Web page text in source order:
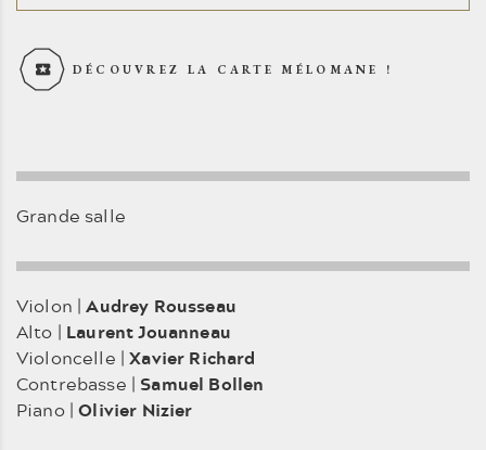
DÉCOUVREZ LA CARTE MÉLOMANE !
Grande salle
Violon |Audrey Rousseau
Alto | Laurent Jouanneau
Violoncelle |Xavier Richard
Contrebasse | Samuel Bollen
Piano |Olivier Nizier